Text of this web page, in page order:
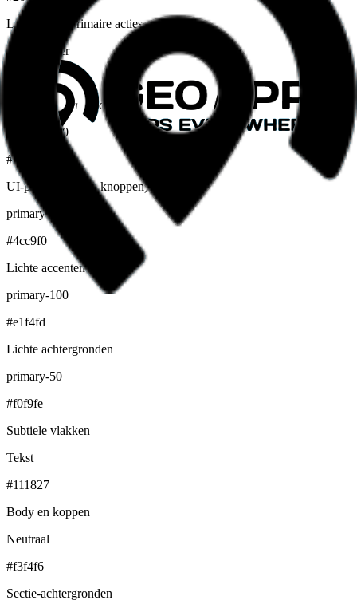
Logo, links, primaire acties
Brand hover
Hover, donkere accenten
primary-500
#009FDF
UI-primair (CMS, knoppen)
primary-400
#4cc9f0
Lichte accenten
primary-100
#e1f4fd
Lichte achtergronden
primary-50
#f0f9fe
Subtiele vlakken
Tekst
#111827
Body en koppen
Neutraal
#f3f4f6
Sectie-achtergronden